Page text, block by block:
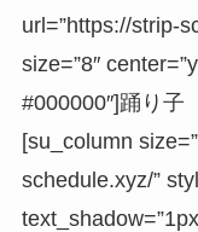
url=”https://strip-
size=”8″
#000000″]踊り
[su_column
schedule.xyz/”